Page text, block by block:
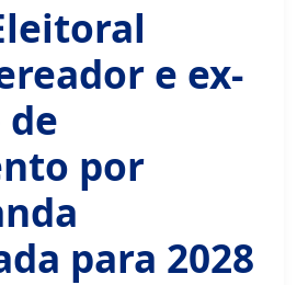
e ex-
por
para 2028